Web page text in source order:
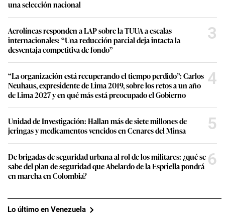
una selección nacional
Aerolíneas responden a LAP sobre la TUUA a escalas
internacionales: “Una reducción parcial deja intacta la
desventaja competitiva de fondo”
3
“La organización está recuperando el tiempo perdido”: Carlos
Neuhaus, expresidente de Lima 2019, sobre los retos a un año
de Lima 2027 y en qué más está preocupado el Gobierno
4
Unidad de Investigación: Hallan más de siete millones de
jeringas y medicamentos vencidos en Cenares del Minsa
5
De brigadas de seguridad urbana al rol de los militares: ¿qué se
sabe del plan de seguridad que Abelardo de la Espriella pondrá
en marcha en Colombia?
6
Lo último en Venezuela